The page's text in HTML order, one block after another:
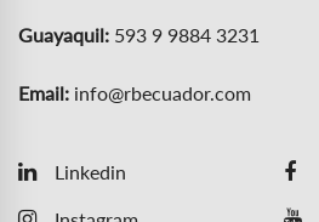
Guayaquil: 593 9 9884 3231
Email: info@rbecuador.com
Linkedin